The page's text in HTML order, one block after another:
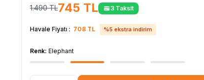
1.490TL745 TL 3 Taksit
Havale Fiyatı : 708 TL %5 ekstra indirim
Renk: Elephant